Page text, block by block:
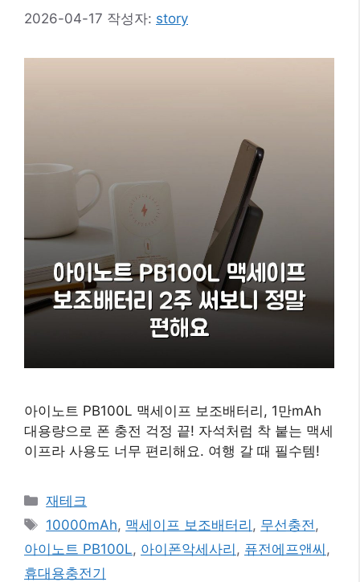
2026-04-17 작성자: story
아이노트 PB100L 맥세이프 보조배터리, 1만mAh
대용량으로 폰 충전 걱정 끝! 자석처럼 착 붙는 맥세
이프라 사용도 너무 편리해요. 여행 갈 때 필수템!
카
테
리
재테크
태
그
10000mAh, 맥세이프 보조배터리 , 무선충전 ,
아이노트 PB100L, 아이폰악세사리 , 퓨전에프앤씨 ,
휴대용충전기